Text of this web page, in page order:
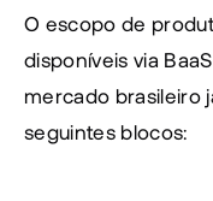
O escopo de
disponíveis via
mercado brasileiro
seguintes blocos: